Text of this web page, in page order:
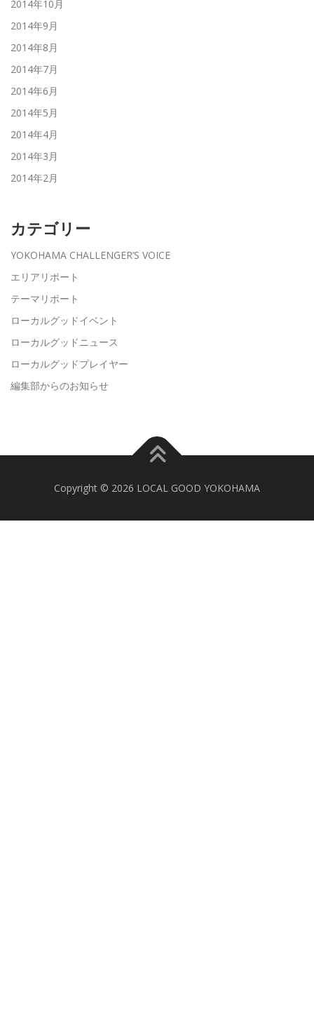
2014年10月
2014年9月
2014年8月
2014年7月
2014年6月
2014年5月
2014年4月
2014年3月
2014年2月
カテゴリー
YOKOHAMA CHALLENGER’S VOICE
エリアリポート
テーマリポート
ローカルグッドイベント
ローカルグッドニュース
ローカルグッドプレイヤー
編集部からのお知らせ
Copyright © 2026 LOCAL GOOD YOKOHAMA